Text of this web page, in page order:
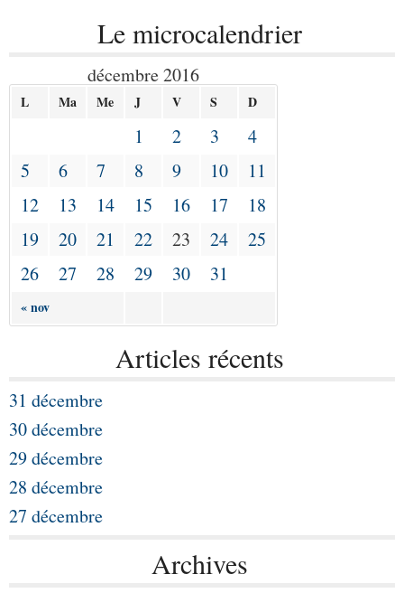
Le microcalendrier
décembre 2016
L Ma Me J V S D
« nov
1 2 3
4
5
6 7 8 9 10
11
12
13 14 15 16 17
18
19
20 21 22 23 24
25
26
27 28 29 30 31
Articles récents
31 décembre
30 décembre
29 décembre
28 décembre
27 décembre
Archives